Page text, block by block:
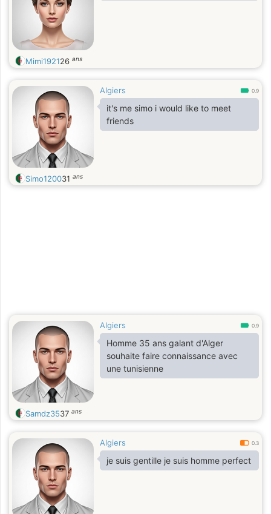
Mimi192126 ans
Algiers 0.9
it's me simo i would like to meet
friends
Simo120031 ans
Algiers 0.9
Homme 35 ans galant d'Alger
souhaite faire connaissance avec
une tunisienne
Samdz3537 ans
Algiers 0.3
je suis gentille je suis homme perfect